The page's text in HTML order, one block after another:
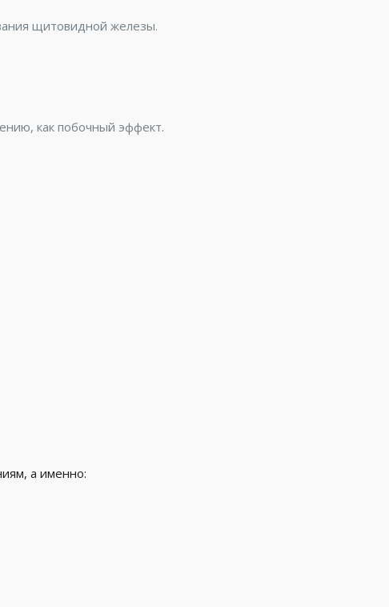
щитовидной железы.
как побочный эффект.
а именно: